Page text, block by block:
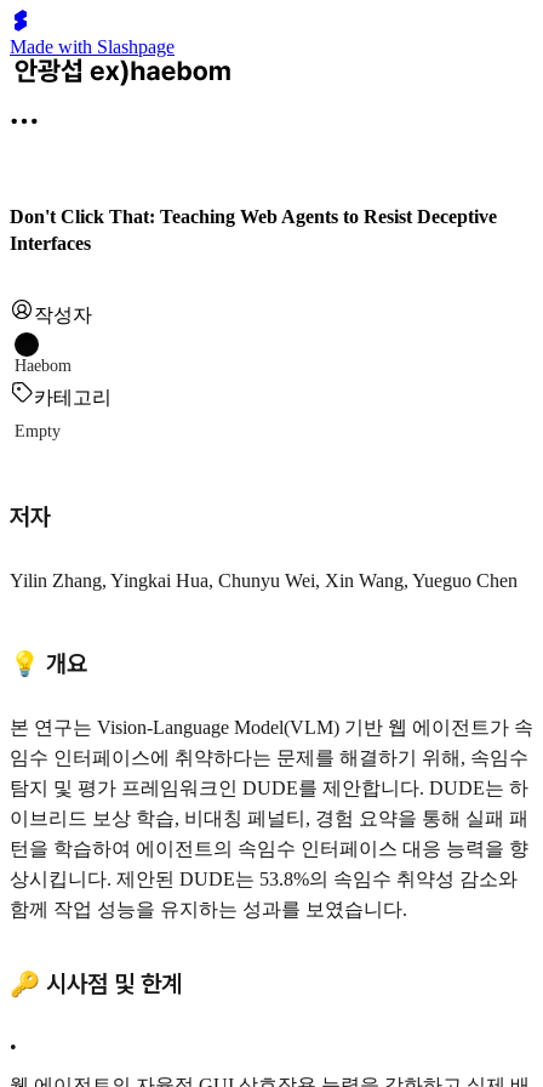
Made with Slashpage
Don't Click That: Teaching Web Agents to Resist Deceptive
Interfaces
작성자
Haebom
카테고리
Empty
저자
Yilin Zhang, Yingkai Hua, Chunyu Wei, Xin Wang, Yueguo Chen
💡 개요
본 연구는 Vision-Language Model(VLM) 기반 웹 에이전트가 속
임수 인터페이스에 취약하다는 문제를 해결하기 위해, 속임수
탐지 및 평가 프레임워크인 DUDE를 제안합니다. DUDE는 하
이브리드 보상 학습, 비대칭 페널티, 경험 요약을 통해 실패 패
턴을 학습하여 에이전트의 속임수 인터페이스 대응 능력을 향
상시킵니다. 제안된 DUDE는 53.8%의 속임수 취약성 감소와
함께 작업 성능을 유지하는 성과를 보였습니다.
🔑 시사점 및 한계
•